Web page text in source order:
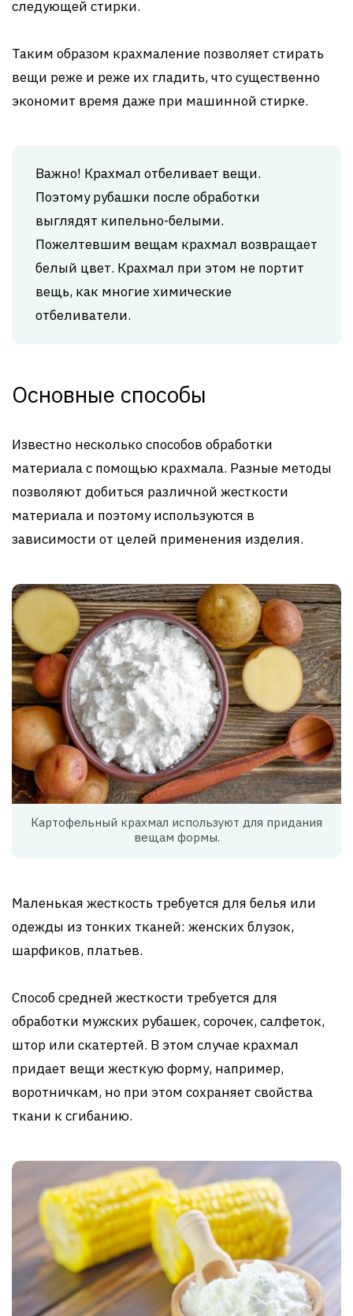
следующей стирки.
Таким образом крахмаление позволяет стирать
вещи реже и реже их гладить, что существенно
экономит время даже при машинной стирке.
Важно! Крахмал отбеливает вещи.
Поэтому рубашки после обработки
выглядят кипельно-белыми.
Пожелтевшим вещам крахмал возвращает
белый цвет. Крахмал при этом не портит
вещь, как многие химические
отбеливатели.
Основные способы
Известно несколько способов обработки
материала с помощью крахмала. Разные методы
позволяют добиться различной жесткости
материала и поэтому используются в
зависимости от целей применения изделия.
Картофельный крахмал используют для придания
вещам формы.
Маленькая жесткость требуется для белья или
одежды из тонких тканей: женских блузок,
шарфиков, платьев.
Способ средней жесткости требуется для
обработки мужских рубашек, сорочек, салфеток,
штор или скатертей. В этом случае крахмал
придает вещи жесткую форму, например,
воротничкам, но при этом сохраняет свойства
ткани к сгибанию.